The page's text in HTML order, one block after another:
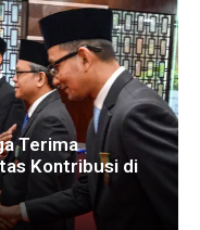
Menyusut,